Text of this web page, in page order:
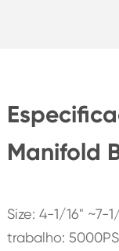
Manifold
Size: 4-1/16" ~7-
trabalho: